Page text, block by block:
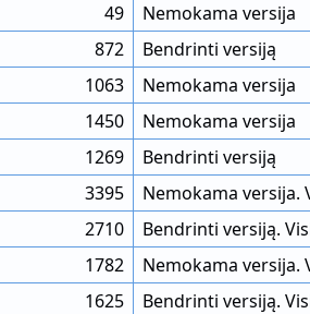
49
Nemokama versija
872
Bendrinti versiją
1063
Nemokama versija
1450
Nemokama versija
1269
Bendrinti versiją
3395
Nemokama versija.
2710
Bendrinti versiją.
1782
Nemokama versija.
1625 Bendrinti versiją.